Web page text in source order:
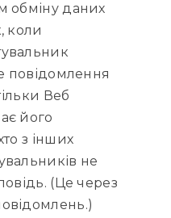
обміну даних
коли
повідомлення
Веб
його
з інших
не
(Це через